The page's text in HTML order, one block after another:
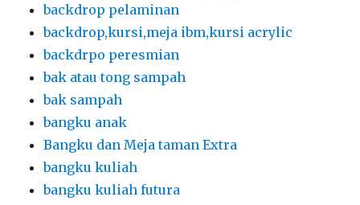
backdrop pelaminan
backdrop,kursi,meja ibm,kursi acrylic
backdrpo peresmian
bak atau tong sampah
bak sampah
bangku anak
Bangku dan Meja taman Extra
bangku kuliah
bangku kuliah futura